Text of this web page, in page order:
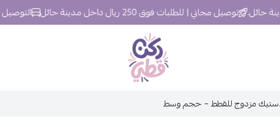
توصيل مجاني | للطلبات فوق 250 ريال داخل مدينة حائل التوصيل خلال 24 ساعة
ركن قطي
مزدوج للقطط – حجم وسط